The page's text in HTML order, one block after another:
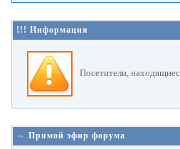
!!! Информация
Посетители,
⇔ Прямой эфир форума